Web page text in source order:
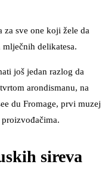
za sve one koji žele da
delikatesa.
još jedan razlog da
arondismanu, na
du Fromage, prvi muzej
sireva